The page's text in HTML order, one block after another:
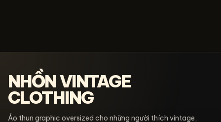
NHỒN VINTAGE
CLOTHING
Áo thun graphic oversized cho những người thích vintage,